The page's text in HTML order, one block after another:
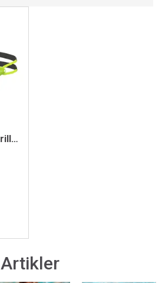
Predator Svømmebrille Klar Linse
Artikler